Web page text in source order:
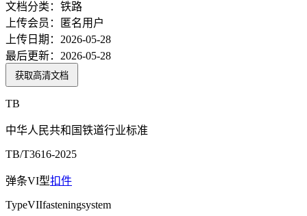
文档分类： 铁路
上传会员：
匿名用户
上传日期： 2026-05-28
最后更新： 2026-05-28
获取高清文档
TB
中华人民共和国铁道行业标准
TB/T3616-2025
弹条VI型扣件
TypeVIIfasteningsystem